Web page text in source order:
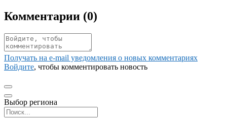
Комментарии (0)
Получать на e‑mail уведомления о новых комментариях
Войдите, чтобы комментировать новость
Выбор региона